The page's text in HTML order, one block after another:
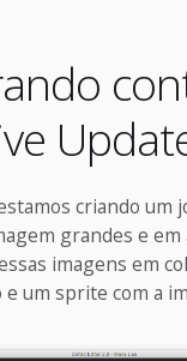
criando um
grandes e em
imagens em
um sprite com a